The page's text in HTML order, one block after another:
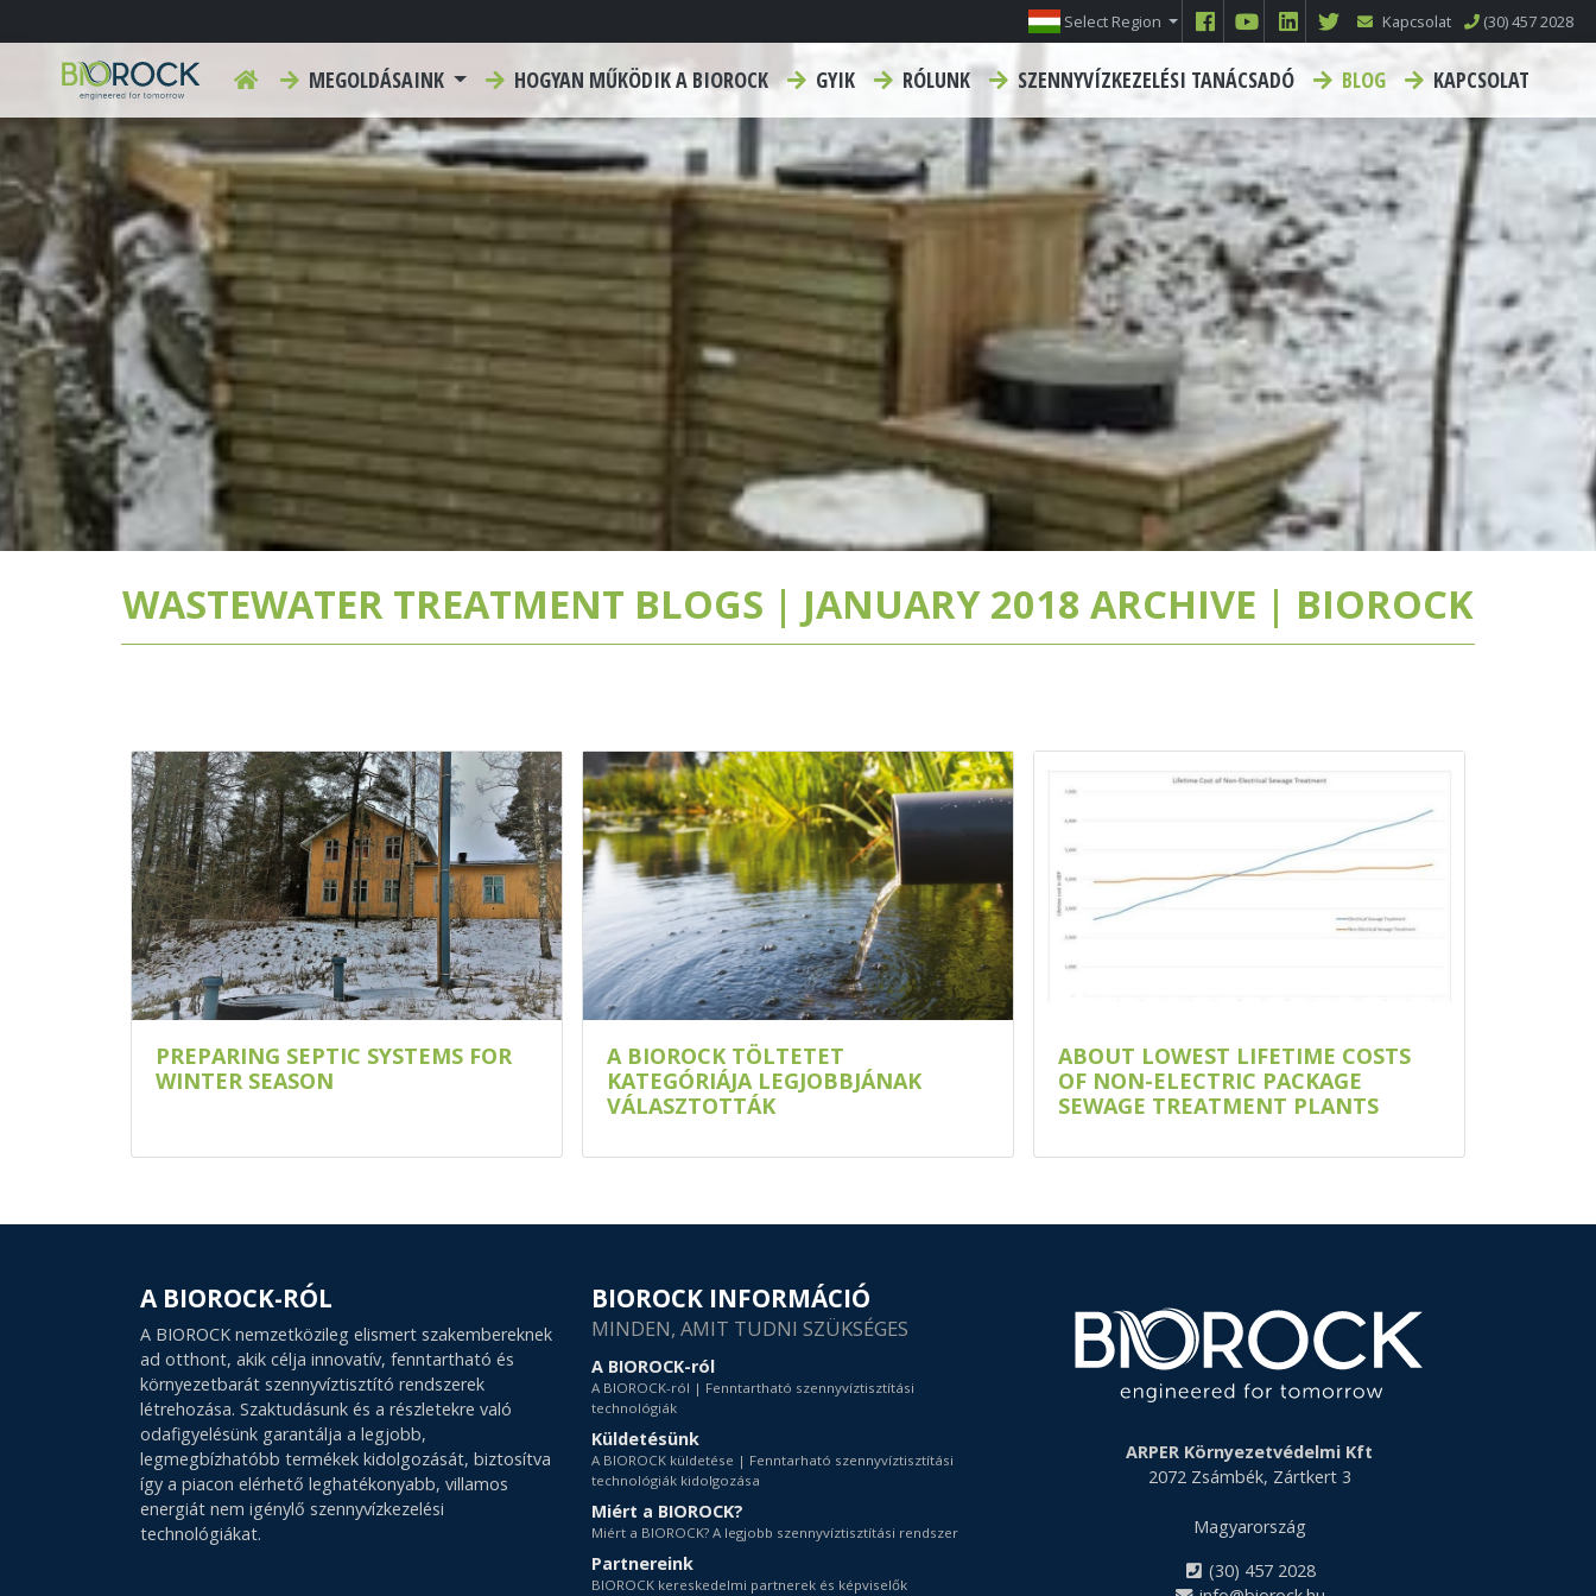
Select Region Kapcsolat (30) 457 2028
MEGOLDÁSAINK HOGYAN MŰKÖDIK A BIOROCK GYIK RÓLUNK SZENNYVÍZKEZELÉSI TANÁCSADÓ BLOG KAPCSOLAT
WASTEWATER TREATMENT BLOGS | JANUARY 2018 ARCHIVE | BIOROCK
PREPARING SEPTIC SYSTEMS FOR
WINTER SEASON
A BIOROCK TÖLTETET
KATEGÓRIÁJA LEGJOBBJÁNAK
VÁLASZTOTTÁK
ABOUT LOWEST LIFETIME COSTS
OF NON-ELECTRIC PACKAGE
SEWAGE TREATMENT PLANTS
A BIOROCK-RÓL
A BIOROCK nemzetközileg elismert szakembereknek
ad otthont, akik célja innovatív, fenntartható és
környezetbarát szennyvíztisztító rendszerek
létrehozása. Szaktudásunk és a részletekre való
odafigyelésünk garantálja a legjobb,
legmegbízhatóbb termékek kidolgozását, biztosítva
így a piacon elérhető leghatékonyabb, villamos
energiát nem igénylő szennyvízkezelési
technológiákat.
BIOROCK INFORMÁCIÓ
MINDEN, AMIT TUDNI SZÜKSÉGES
A BIOROCK-ról
A BIOROCK-ról | Fenntartható szennyvíztisztítási
technológiák
Küldetésünk
A BIOROCK küldetése | Fenntarható szennyvíztisztítási
technológiák kidolgozása
Miért a BIOROCK?
Miért a BIOROCK? A legjobb szennyvíztisztítási rendszer
Partnereink
BIOROCK kereskedelmi partnerek és képviselők
ARPER Környezetvédelmi Kft
2072 Zsámbék, Zártkert 3
Magyarország
(30) 457 2028